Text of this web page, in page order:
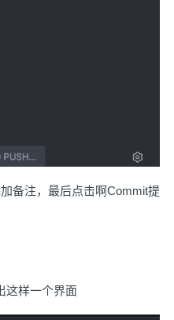
备注，最后点击啊Commit提
这样一个界面